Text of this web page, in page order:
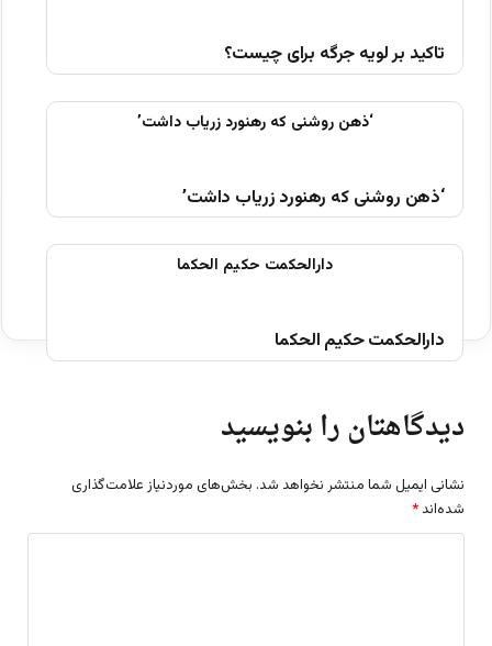
تاکید بر لویه جرگه برای چیست؟
‘ذهن روشنی که رهنورد زریاب داشت’
دارالحکمت حکیم الحکما
دیدگاهتان را بنویسید
نشانی ایمیل شما منتشر نخواهد شد. بخش‌های موردنیاز علامت‌گذاری
شده‌اند *